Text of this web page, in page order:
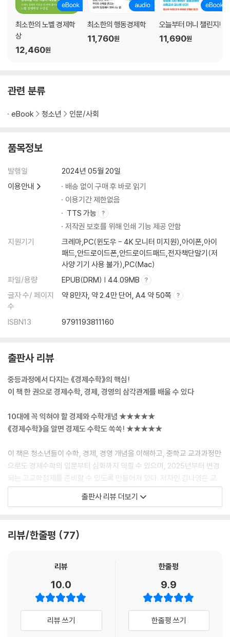
4장 막상 일해보니 세상이 달리 보여
직접 해봐야 알 수 있는 청소년 노동
중학생이 일하는 게 이리 어려울 줄이야
아이를 구하는 편의점, 들어봤어?
나영 샘의 경제경영학 미니 강의?
경제 속에 숨은 수학?
┗공급, 가격과 팔고자 하는 양의 대응 관계
일단 가격 할인부터 해보자
할인하면 손님이 몰릴 줄 알았지
이렇게 망할 순 없으니 방법을 찾자
많이 팔면서 더 벌기 위한 아이디어
나영 샘의 경제경영학 미니 강의?
┗가격, 수요와 공급의 상호작용
경제 속에 숨은 수학?
┗균형가격, 보이지 않는 손의 수학적 표현
단점 보완은 그만, 장점을 극대화하자
요리 콘테스트를 열면 대박나지 않을까
우리들의 레시피 TOP5, 이렇게 인기가 많을 줄이야
가격 책정이 이토록 어려운 거였구나
┗제품 개발, 나만의 혁신 만들기
경제 속에 숨은 수학?
7장 행복편의점 CEO가 된 우리들, 할 수 있어
경영과정을 통해 문제부터 해결까지 한눈에 보기
CEO의 눈으로 보면 모든 게 달라져
수학이 내 만족도를 높여준대
┗경영의 기본, 운영과 관리 방법을 알아볼까
경제 속에 숨은 수학?
┗의사결정, 수는 우리를 현명한 선택으로 이끈다
8장 우리에게 닥친 진짜 위기, 제대로 살리려면 투자가 필요해
최소한의 노벨 경제학
상
12,460원
최소한의 행동경제학
11,760원
오늘부터 머니 챌린지!
11,690원
관련 분류
eBook 청소년 인문/사회
품목정보
발행일
2024년 05월 20일
이용안내
배송 없이 구매 후 바로 읽기
이용기간 제한없음
TTS 가능
저작권 보호를 위해 인쇄 기능 제공 안함
지원기기
크레마,PC(윈도우 - 4K 모니터 미지원),아이폰,아이
패드,안드로이드폰,안드로이드패드,전자책단말기(저
사양 기기 사용 불가),PC(Mac)
파일/용량
EPUB(DRM) | 44.09MB
글자 수/ 페이지
수
약 8만자, 약 2.4만 단어, A4 약 50쪽
ISBN13 9791193811160
출판사 리뷰
중등과정에서 다지는 《경제수학》의 핵심!
이 책 한 권으로 경제수학, 경제, 경영의 삼각관계를 배울 수 있다
10대에 꼭 익혀야 할 경제와 수학개념 ★★★★★
《경제수학》을 알면 경제도 수학도 쏙쏙! ★★★★★
이 책은 청소년들이 수학, 경제, 경영 개념을 이해하고, 중학교 교과과정만
으로도 경제수학의 입문부터 심화까지 익힐 수 있으며, 2025년부터 변경
되는 고교학점제를 준비할 수 있도록 만들어져 있다. 저자인 김나영은 교
육부, 기획재정부, 서울시교육청에서 청소년을 위한 경제금융교육개발을
담당했고, 오랫동안 양정중의 스타동아리 ‘실험경제반’ 운영을 통해 청소
지는 수식을 최소화하고 청소년들의 흥미를 끌 수 있도록 스토리텔링 방식
영, 경제 개념을 본문에서 자연스럽게 익히고, 선생님만의 경제경영학 강
다가 놓칠 수 있는 부분까지 명확히 짚어낸다. 특히 이 책은 중등 교과과정
만 알아도 경영자와 소비자의 심리를 이해하고, 또 그 근간을 수학적으로
해석할 수 있다. 수학, 경제, 경영이 삼각형처럼 함께 움직이는 이야기들은
청소년들의 지적 호기심도 자극한다.
출판사 리뷰 더보기
리뷰/한줄평 77
리뷰
10.0
리뷰 쓰기
한줄평
9.9
한줄평 쓰기